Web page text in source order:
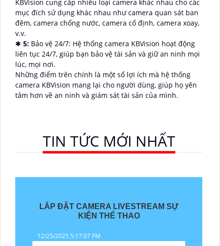
KBVision cung cấp nhiều loại camera khác nhau cho các
mục đích sử dụng khác nhau như camera quan sát ban
đêm, camera chống nước, camera cố định, camera xoay,
v.v.
✱ 5: Bảo vệ 24/7: Hệ thống camera KBVision hoạt động
liên tục 24/7, giúp bạn bảo vệ tài sản và giữ an ninh mọi
lúc, mọi nơi.
Những điểm trên chính là một số lợi ích mà hệ thống
camera KBVision mang lại cho người dùng, giúp họ yên
tâm hơn về an ninh và giám sát tài sản của mình.
TIN TỨC MỚI NHẤT
LẮP ĐẶT CAMERA LIVESTREAM SỰ
KIỆN THỂ THAO
12/25/2025 5:17:07 PM